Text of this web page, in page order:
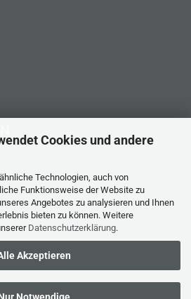
Cookies und andere
Technologien, auch von
Funktionsweise der Website zu
Angebotes zu analysieren und Ihnen
bieten zu können. Weitere
Datenschutzerklärung.
Akzeptieren